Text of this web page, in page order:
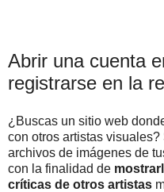
Abrir una cuenta
registrarse en la
¿Buscas un sitio web
con otros artistas
archivos de imágenes de
con la finalidad de
críticas de otros artistas